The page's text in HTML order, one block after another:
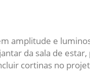
amplitude e
da sala de
cortinas no